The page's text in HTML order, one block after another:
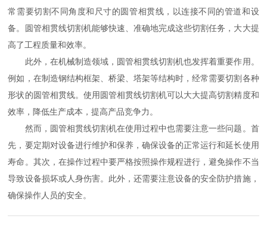
常需要切割不同角度和尺寸的圆管相贯线，以连接不同的管道和设
备。圆管相贯线切割机能够快速、准确地完成这些切割任务，大大提
高了工程质量和效率。
此外，在机械制造领域，圆管相贯线切割机也发挥着重要作用。
例如，在制造钢结构框架、桥梁、塔架等结构时，经常需要切割各种
形状的圆管相贯线。使用圆管相贯线切割机可以大大提高切割精度和
效率，降低生产成本，提高产品竞争力。
然而，圆管相贯线切割机在使用过程中也需要注意一些问题。首
先，要定期对设备进行维护和保养，确保设备的正常运行和延长使用
寿命。其次，在操作过程中要严格按照操作规程进行，避免操作不当
导致设备损坏或人身伤害。此外，还需要注意设备的安全防护措施，
确保操作人员的安全。